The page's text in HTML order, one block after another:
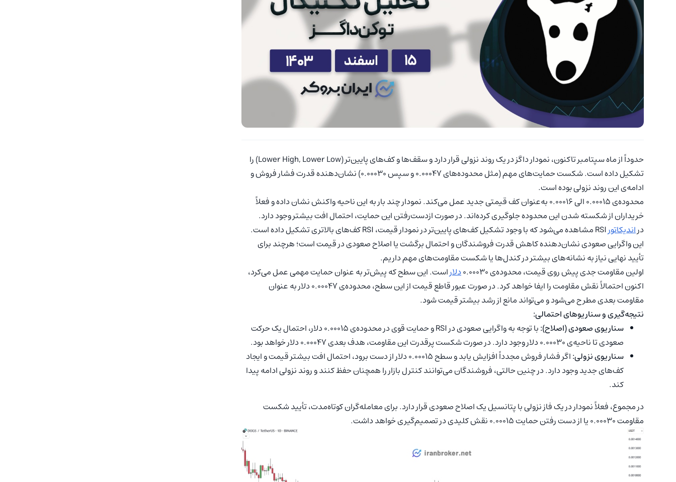
حدوداً از ماه سپتامبر تاکنون، نمودار داگز در یک روند نزولی قرار دارد و سقف‌ها و کف‌های پایین‌تر (Lower High, Lower Low) را
تشکیل داده است. شکست حمایت‌های مهم (مثل محدوده‌های 0.00047 و سپس 0.00030) نشان‌دهنده قدرت فشار فروش و
ادامه‌ی این روند نزولی بوده است.
محدوده‌ی 0.00015 الی 0.00016 به‌عنوان کف قیمتی جدید عمل می‌کند. نمودار چند بار به این ناحیه واکنش نشان داده و فعلاً
خریداران از شکسته شدن این محدوده جلوگیری کرده‌اند. در صورت ازدست‌رفتن این حمایت، احتمال افت بیشتر وجود دارد.
دراندیکاتور
RSI مشاهده می‌شود که با وجود تشکیل کف‌های پایین‌تر در نمودار قیمت، RSI کف‌های بالاتری تشکیل داده است.
این واگرایی صعودی نشان‌دهنده‌ کاهش قدرت فروشندگان و احتمال برگشت یا اصلاح صعودی در قیمت است؛ هرچند برای
تأیید نهایی نیاز به نشانه‌های بیشتر در کندل‌ها یا شکست مقاومت‌های مهم داریم.
اولین مقاومت جدی پیش روی قیمت، محدوده‌ی 0.00030
دلاراست. این سطح که پیش‌تر به عنوان حمایت مهمی عمل می‌کرد،
اکنون احتمالاً نقش مقاومت را ایفا خواهد کرد. در صورت عبور قاطع قیمت از این سطح، محدوده‌ی 0.00047 دلار به عنوان
مقاومت بعدی مطرح می‌شود و می‌تواند مانع از رشد بیشتر قیمت شود.
نتیجه‌گیری و سناریوهای احتمالی:
سناریوی صعودی (اصلاح):
با توجه به واگرایی صعودی در RSI و حمایت قوی در محدوده‌ی 0.00015 دلار، احتمال یک حرکت
صعودی تا ناحیه‌ی 0.00030 دلار وجود دارد. در صورت شکست پرقدرت این مقاومت، هدف بعدی 0.00047 دلار خواهد بود.
سناریوی نزولی:
اگر فشار فروش مجدداً افزایش یابد و سطح 0.00015 دلار از دست برود، احتمال افت بیشتر قیمت و ایجاد
کف‌های جدید وجود دارد. در چنین حالتی، فروشندگان می‌توانند کنترل بازار را همچنان حفظ کنند و روند نزولی ادامه پیدا
کند.
در مجموع، فعلاً نمودار در یک فاز نزولی با پتانسیل یک اصلاح صعودی قرار دارد. برای معامله‌گران کوتاه‌مدت، تأیید شکست
مقاومت 0.00030 یا از دست رفتن حمایت 0.00015 نقش کلیدی در تصمیم‌گیری خواهد داشت.